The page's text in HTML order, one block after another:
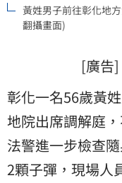
黃姓男子前往彰化地
翻攝畫面)
[廣告
彰化一名56歲黃
地院出席調解庭
法警進一步檢查
2顆子彈，現場人